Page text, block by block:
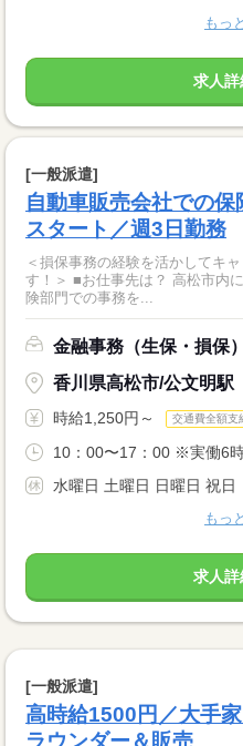
もっ
求人詳
[一般派遣]
自動車販売会社での
スタート／週3日勤務
＜損保事務の経験を活かしてキ
す！＞ ■お仕事先は？ 高松市内
険部門での事務を...
金融事務（生保・損保）
香川県高松市/公文明駅
時給1,250円～ 交通費全額支
10：00〜17：00 ※実働6
水曜日 土曜日 日曜日 祝日
もっ
求人詳
[一般派遣]
高時給1500円／大手
ラウンダー＆販売